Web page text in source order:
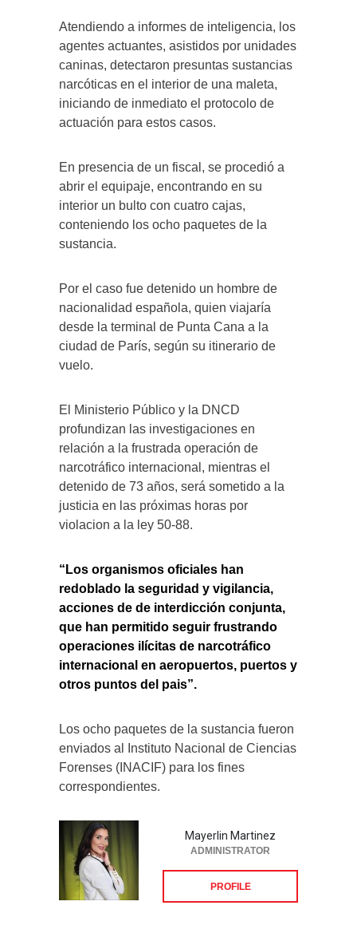
Atendiendo a informes de inteligencia, los
agentes actuantes, asistidos por unidades
caninas, detectaron presuntas sustancias
narcóticas en el interior de una maleta,
iniciando de inmediato el protocolo de
actuación para estos casos.
En presencia de un fiscal, se procedió a
abrir el equipaje, encontrando en su
interior un bulto con cuatro cajas,
conteniendo los ocho paquetes de la
sustancia.
Por el caso fue detenido un hombre de
nacionalidad española, quien viajaría
desde la terminal de Punta Cana a la
ciudad de París, según su itinerario de
vuelo.
El Ministerio Público y la DNCD
profundizan las investigaciones en
relación a la frustrada operación de
narcotráfico internacional, mientras el
detenido de 73 años, será sometido a la
justicia en las próximas horas por
violacion a la ley 50-88.
“Los organismos oficiales han
redoblado la seguridad y vigilancia,
acciones de de interdicción conjunta,
que han permitido seguir frustrando
operaciones ilícitas de narcotráfico
internacional en aeropuertos, puertos y
otros puntos del pais”.
Los ocho paquetes de la sustancia fueron
enviados al Instituto Nacional de Ciencias
Forenses (INACIF) para los fines
correspondientes.
Mayerlin Martinez
ADMINISTRATOR
PROFILE